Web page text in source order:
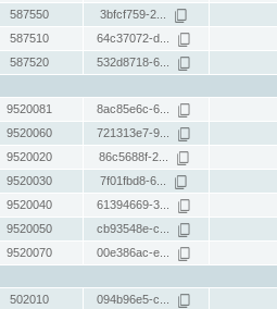
587550 3bfcf759-2...
587510 64c37072-d...
587520 532d8718-6...
9520081 8ac85e6c-6...
9520060 721313e7-9...
9520020 86c5688f-2...
9520030 7f01fbd8-6...
9520040 61394669-3...
9520050 cb93548e-c...
9520070 00e386ac-e...
502010 094b96e5-c...